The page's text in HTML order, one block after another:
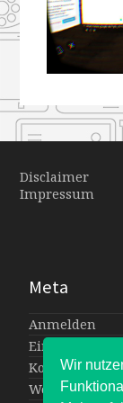
52-
52-
Disclaimer
Impressum
Meta
Anmelden
Eintrags-Feed
Kommentar-
WordPress.org
Wir